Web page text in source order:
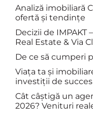
Analiză imobiliară
ofertă și tendințe
Decizii de IMPAKT
Real Estate & Via
De ce să cumperi
Viața ta și
investiții de succes
Cât câștigă un
2026? Venituri